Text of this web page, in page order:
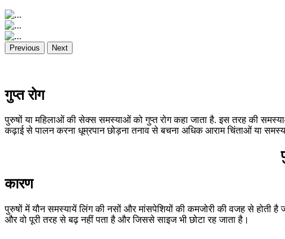
Previous Next
गुप्त रोग
पुरुषों या महिलाओं की सेक्स समस्याओं को गुप्त रोग कहा जाता है. इस तरह की
कढ़ाई से पालन करना धूम्रपान छोड़ना तनाव से बचना अधिक आराम चिंताओं या
कारण
पुरुषों में यौन समस्यायें लिंग की नसों और मांसपेशियों की कमजोरी की वजह से
और वो पूरी तरह से बढ़ नहीं पता है और जिससे साइज भी छोटा रह जाता है।